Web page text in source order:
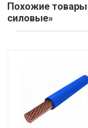
Похожие товары
силовые»